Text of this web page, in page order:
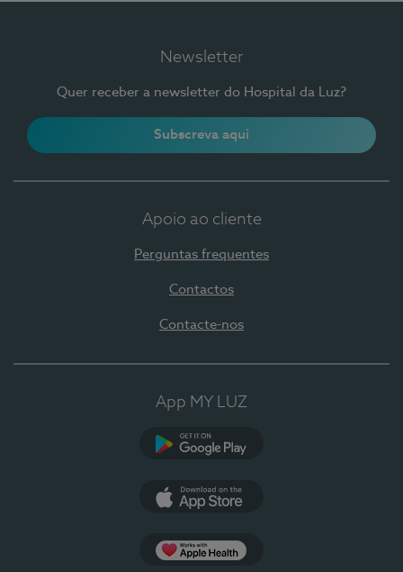
Newsletter
Quer receber a newsletter do Hospital da Luz?
Subscreva aqui
Apoio ao cliente
Perguntas frequentes
Contactos
Contacte-nos
App MY LUZ